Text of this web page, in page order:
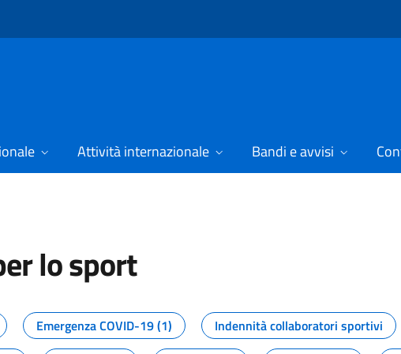
Attività internazionale Bandi e avvisi
lo sport
dal Dipartimento per lo sport
Emergenza COVID-19 (1) Indennità collaboratori sportivi